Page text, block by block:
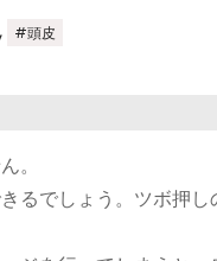
, #頭皮
。
るでしょう。ツボ押し